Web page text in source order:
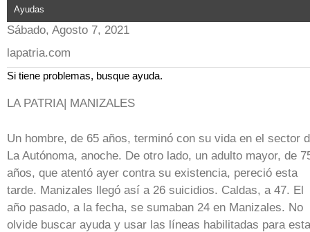
Ayudas
Sábado, Agosto 7, 2021
lapatria.com
Si tiene problemas, busque ayuda.
LA PATRIA| MANIZALES
Un hombre, de 65 años, terminó con su vida en el sector
La Autónoma, anoche. De otro lado, un adulto mayor, de
años, que atentó ayer contra su existencia, pereció esta
tarde. Manizales llegó así a 26 suicidios. Caldas, a 47. El
año pasado, a la fecha, se sumaban 24 en Manizales. No
olvide buscar ayuda y usar las líneas habilitadas para